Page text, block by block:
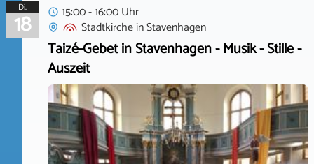
Di.
18
15:00 - 16:00 Uhr
StadtkircheinStavenhagen
Taizé-Gebet in Stavenhagen - Musik - Stille -
Auszeit